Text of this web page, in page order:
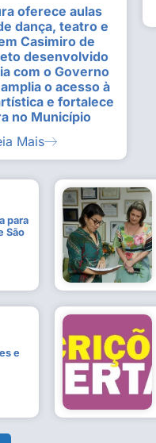
vivenciam experiência
em Rio Dourado
2026
oferece aulas
dança, teatro e
Casimiro de
desenvolvido
com o Governo
o acesso à
e fortalece
no Município
Mais
para
São
e